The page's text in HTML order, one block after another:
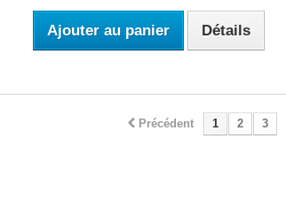
Ajouter au panier Détails
Précédent 1 2 3